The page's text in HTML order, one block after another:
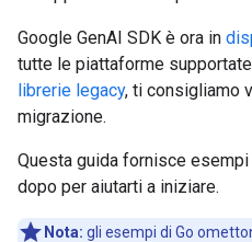
Google GenAI SDK è ora in
tutte le piattaforme
librerie legacy, ti consigliamo
migrazione.
Questa guida fornisce
dopo per aiutarti a iniziare.
Nota: gli esempi di Go